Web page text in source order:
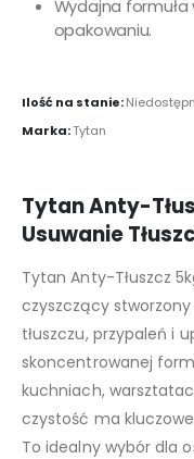
Wydajna
opakowaniu.
Ilość na stanie:
Marka:Tytan
Tytan Anty-
Usuwanie
Tytan Anty-Tłuszcz
czyszczący
tłuszczu, przypaleń i
skoncentrowanej
kuchniach,
czystość ma
To idealny wybór dla